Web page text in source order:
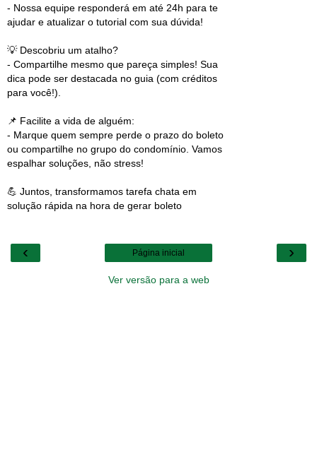
- Nossa equipe responderá em até 24h para te
ajudar e atualizar o tutorial com sua dúvida!
💡 Descobriu um atalho?
- Compartilhe mesmo que pareça simples! Sua
dica pode ser destacada no guia (com créditos
para você!).
📌 Facilite a vida de alguém:
- Marque quem sempre perde o prazo do boleto
ou compartilhe no grupo do condomínio. Vamos
espalhar soluções, não stress!
💪 Juntos, transformamos tarefa chata em
solução rápida na hora de gerar boleto
‹ ›
Página inicial
Ver versão para a web